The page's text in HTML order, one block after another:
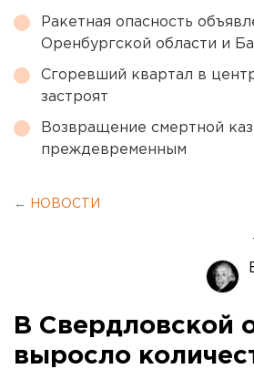
Ракетная опасность
Оренбургской области и
Сгоревший квартал в
застроят
Возвращение смертной
преждевременным
← НОВОСТИ
В Свердловской
выросло